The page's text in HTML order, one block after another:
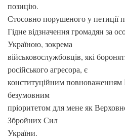
позицію.
Стосовно порушеного у петиції
Гідне відзначення громадян за
Україною, зокрема
військовослужбовців, які
російського агресора, є
конституційним повноваженням
безумовним
пріоритетом для мене як
Збройних Сил
України.